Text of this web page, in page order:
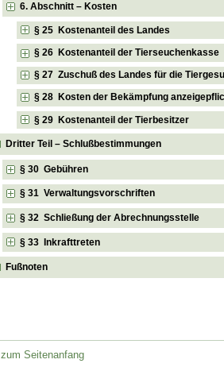
6. Abschnitt – Kosten
§ 25 Kostenanteil des Landes
§ 26 Kostenanteil der Tierseuchenkasse
§ 27 Zuschuß des Landes für die
§ 28 Kosten der Bekämpfung
§ 29 Kostenanteil der Tierbesitzer
Dritter Teil – Schlußbestimmungen
§ 30 Gebühren
§ 31 Verwaltungsvorschriften
§ 32 Schließung der Abrechnungsstelle
§ 33 Inkrafttreten
Fußnoten
zum Seitenanfang